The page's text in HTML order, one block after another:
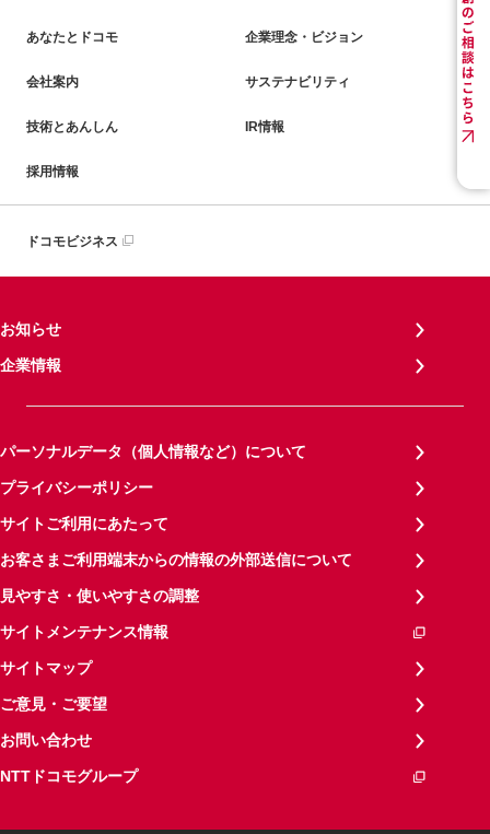
あなたとドコモ 企業理念・ビジョン
会社案内 サステナビリティ
技術とあんしん IR情報
採用情報
ドコモビジネス
お知らせ
企業情報
パーソナルデータ（個人情報など）について
プライバシーポリシー
サイトご利用にあたって
お客さまご利用端末からの情報の外部送信について
見やすさ・使いやすさの調整
サイトメンテナンス情報
サイトマップ
ご意見・ご要望
お問い合わせ
NTTドコモグループ